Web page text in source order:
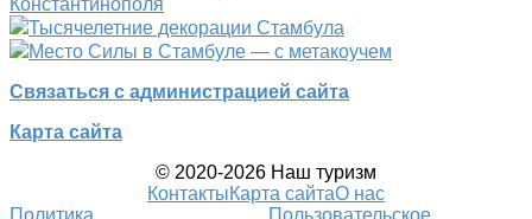
Константинополя
Тысячелетние декорации Стамбула
Место Силы в Стамбуле — с метакоучем
Связаться с администрацией сайта
Карта сайта
© 2020-2026 Наш туризм
КонтактыКарта сайтаО нас